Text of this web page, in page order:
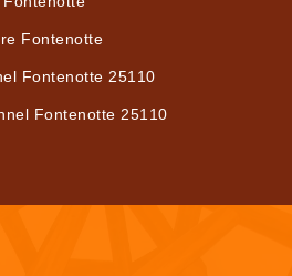
Fontenotte
Fontenotte 25110
Fontenotte 25110